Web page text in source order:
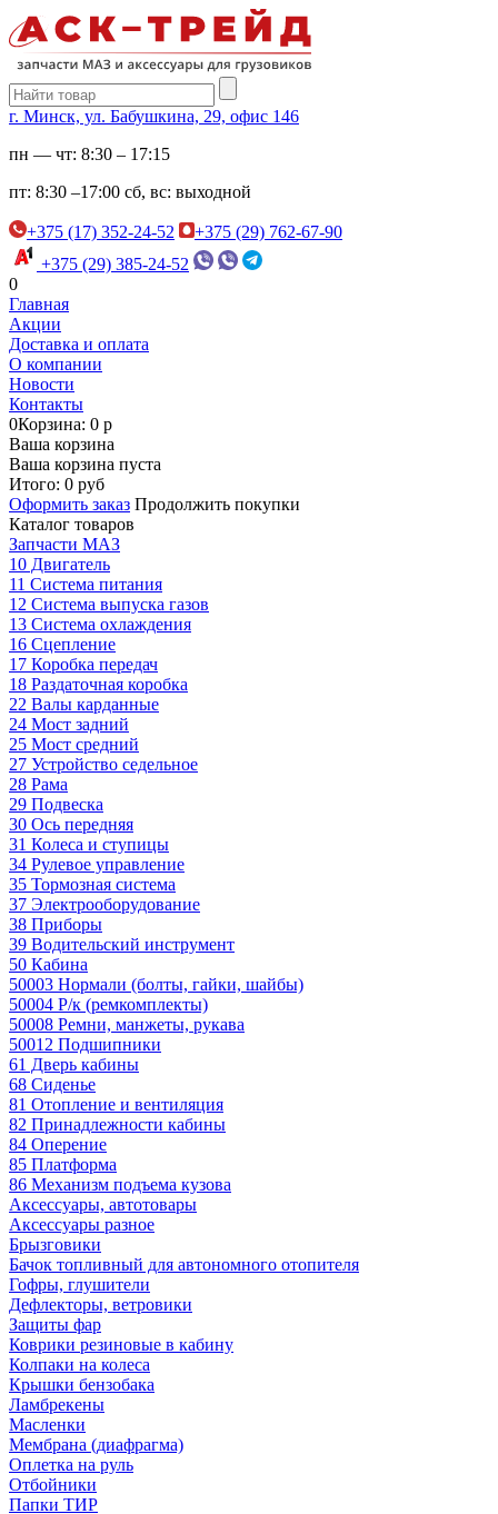
г. Минск, ул. Бабушкина, 29, офис 146
пн — чт: 8:30 – 17:15
пт: 8:30 –17:00 сб, вс: выходной
+375 (17) 352-24-52
+375 (29) 762-67-90
+375 (29) 385-24-52
0
Главная
Акции
Доставка и оплата
О компании
Новости
Контакты
0Корзина: 0 р
Ваша корзина
Ваша корзина пуста
Итого: 0 руб
Оформить заказ Продолжить покупки
Каталог товаров
Запчасти МАЗ
10 Двигатель
11 Система питания
12 Система выпуска газов
13 Система охлаждения
16 Сцепление
17 Коробка передач
18 Раздаточная коробка
22 Валы карданные
24 Мост задний
25 Мост средний
27 Устройство седельное
28 Рама
29 Подвеска
30 Ось передняя
31 Колеса и ступицы
34 Рулевое управление
35 Тормозная система
37 Электрооборудование
38 Приборы
39 Водительский инструмент
50 Кабина
50003 Нормали (болты, гайки, шайбы)
50004 Р/к (ремкомплекты)
50008 Ремни, манжеты, рукава
50012 Подшипники
61 Дверь кабины
68 Сиденье
81 Отопление и вентиляция
82 Принадлежности кабины
84 Оперение
85 Платформа
86 Механизм подъема кузова
Аксессуары, автотовары
Аксессуары разное
Брызговики
Бачок топливный для автономного отопителя
Гофры, глушители
Дефлекторы, ветровики
Защиты фар
Коврики резиновые в кабину
Колпаки на колеса
Крышки бензобака
Ламбрекены
Масленки
Мембрана (диафрагма)
Оплетка на руль
Отбойники
Папки ТИР